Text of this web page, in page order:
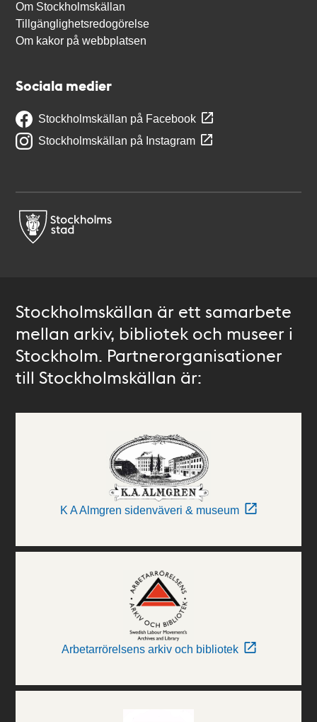
Om Stockholmskällan
Tillgänglighetsredogörelse
Om kakor på webbplatsen
Sociala medier
Stockholmskällan på Facebook
Stockholmskällan på Instagram
Stockholmskällan är ett samarbete
mellan arkiv, bibliotek och museer i
Stockholm. Partnerorganisationer
till Stockholmskällan är:
K A Almgren sidenväveri & museum
Arbetarrörelsens arkiv och bibliotek